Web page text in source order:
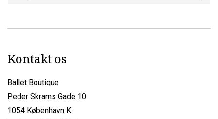
Kontakt os
Ballet Boutique
Peder Skrams Gade 10
1054 København K.